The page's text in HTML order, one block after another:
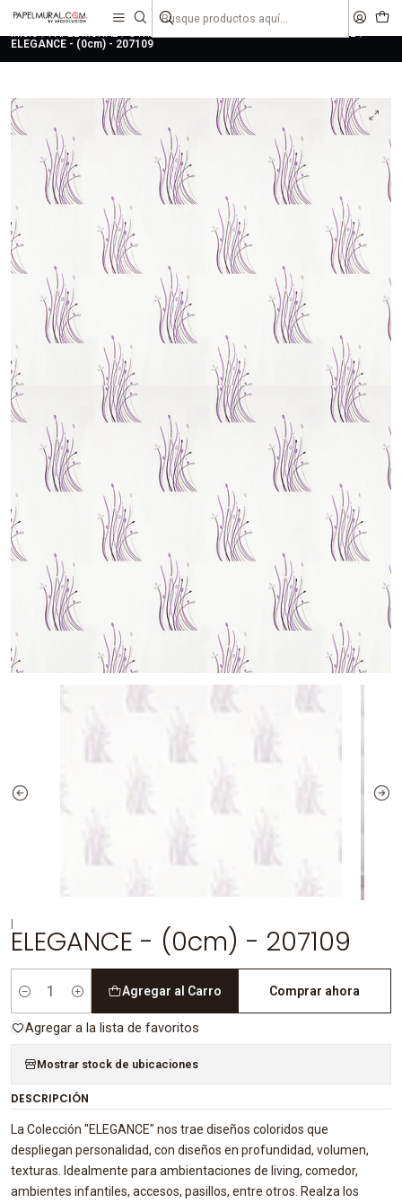
liquidaciones
Inicio PAPEL MURAL OTRAS COLECCIONES
ELEGANCE
ELEGANCE - (0cm) - 207109
ELEGANCE - (0cm) - 207109
Cantidad
Agregar al Carro Comprar ahora
Agregar a la lista de favoritos
Mostrar stock de ubicaciones
DESCRIPCIÓN
La Colección "ELEGANCE" nos trae diseños coloridos que
despliegan personalidad, con diseños en profundidad, volumen,
texturas. Idealmente para ambientaciones de living, comedor,
ambientes infantiles, accesos, pasillos, entre otros. Realza los